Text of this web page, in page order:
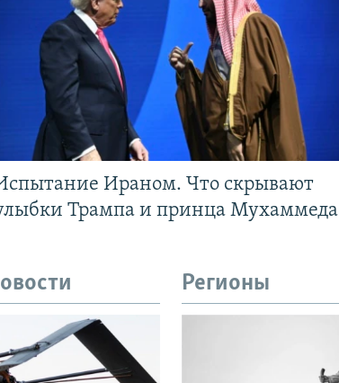
Ираном. Что скрывают
Трампа и принца Мухаммеда
Регионы